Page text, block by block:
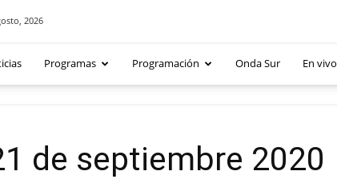
2026
Programas Programación Onda Sur En vivo
de septiembre 2020